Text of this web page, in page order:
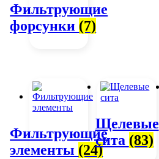
Фильтрующие
форсунки (7)
Фильтрующие
элементы (24)
Щелевые
сита (83)